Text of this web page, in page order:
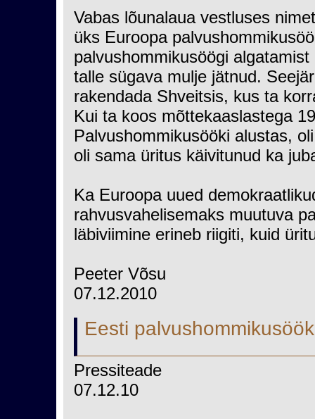
Vabas lõunalaua vestluses
üks Euroopa
palvushommikusöögi
talle sügava mulje jätnud.
rakendada Shveitsis, kus ta
Kui ta koos mõttekaaslastega
Palvushommikusööki alustas,
oli sama üritus käivitunud ka
Ka Euroopa uued
rahvusvahelisemaks muutuva
läbiviimine erineb riigiti, kuid
Peeter Võsu
07.12.2010
Eesti palvushommikusöök
Pressiteade
07.12.10